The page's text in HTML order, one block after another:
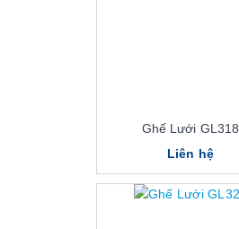
Ghế Lưới GL318
Liên hệ